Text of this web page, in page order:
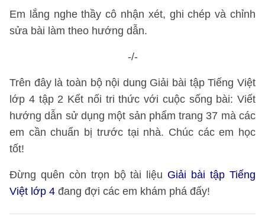
Em lắng nghe thầy cô nhận xét, ghi chép và chỉnh
sửa bài làm theo hướng dẫn.
-/-
Trên đây là toàn bộ nội dung Giải bài tập Tiếng Việt
lớp 4 tập 2 Kết nối tri thức với cuộc sống bài: Viết
hướng dẫn sử dụng một sản phẩm trang 37 mà các
em cần chuẩn bị trước tại nhà. Chúc các em học
tốt!
Đừng quên còn trọn bộ tài liệu Giải bài tập Tiếng
Việt lớp 4 đang đợi các em khám phá đấy!